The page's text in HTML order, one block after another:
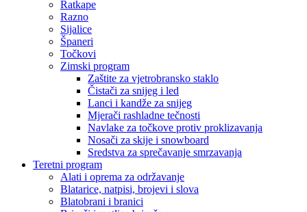
Ratkape
Razno
Sijalice
Španeri
Točkovi
Zimski program
Zaštite za vjetrobransko staklo
Čistači za snijeg i led
Lanci i kandže za snijeg
Mjerači rashladne tečnosti
Navlake za točkove protiv proklizavanja
Nosači za skije i snowboard
Sredstva za sprečavanje smrzavanja
Teretni program
Alati i oprema za održavanje
Blatarice, natpisi, brojevi i slova
Blatobrani i branici